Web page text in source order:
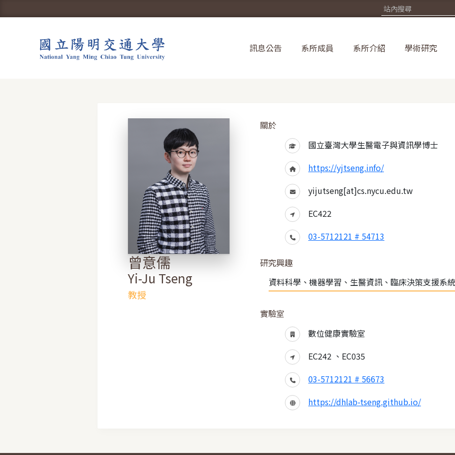
訊息公告 系所成員 系所介紹 學術研究
曾意儒
Yi-Ju Tseng
教授
關於
國立臺灣大學生醫電子與資訊學博士
https://yjtseng.info/
yijutseng[at]cs.nycu.edu.tw
EC422
03-5712121 # 54713
研究興趣
資料科學、機器學習、生醫資訊、臨床決策支援系統
實驗室
數位健康實驗室
EC242 、EC035
03-5712121 # 56673
https://dhlab-tseng.github.io/